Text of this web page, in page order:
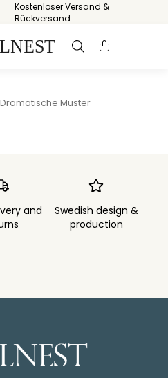
Kostenloser Versand &
Rückversand
Muster
and
Swedish design &
production